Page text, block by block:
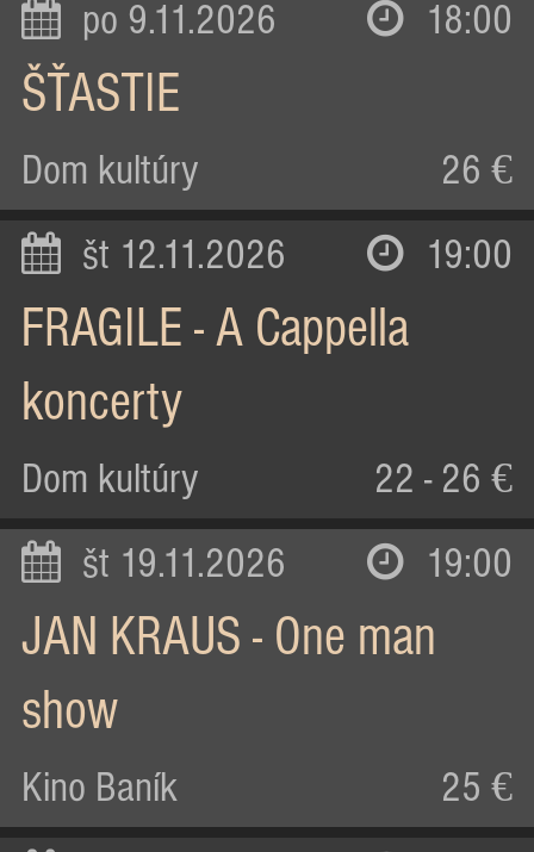
po 9.11.2026 18:00
ŠŤASTIE
Dom kultúry 26 €
št 12.11.2026 19:00
FRAGILE - A Cappella
koncerty
Dom kultúry 22 - 26 €
št 19.11.2026 19:00
JAN KRAUS - One man
show
Kino Baník 25 €